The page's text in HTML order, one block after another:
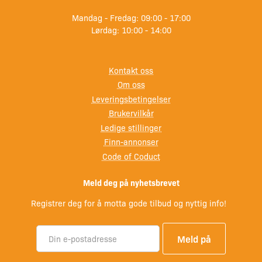
Mandag - Fredag: 09:00 - 17:00
Lørdag: 10:00 - 14:00
Kontakt oss
Om oss
Leveringsbetingelser
Brukervilkår
Ledige stillinger
Finn-annonser
Code of Coduct
Meld deg på nyhetsbrevet
Registrer deg for å motta gode tilbud og nyttig info!